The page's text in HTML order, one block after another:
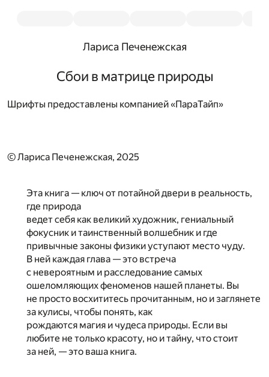
Лариса Печенежская
Сбои в матрице природы
Шрифты предоставлены компанией «ПараТайп»
© Лариса Печенежская, 2025
Эта книга — ключ от потайной двери в реальность,
где природа
ведет себя как великий художник, гениальный
фокусник и таинственный волшебник и где
привычные законы физики уступают место чуду.
В ней каждая глава — это встреча
с невероятным и расследование самых
ошеломляющих феноменов нашей планеты. Вы
не просто восхититесь прочитанным, но и заглянете
за кулисы, чтобы понять, как
рождаются магия и чудеса природы. Если вы
любите не только красоту, но и тайну, что стоит
за ней, — это ваша книга.